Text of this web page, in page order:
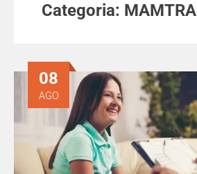
Categoria: MAMTRA
08
AGO